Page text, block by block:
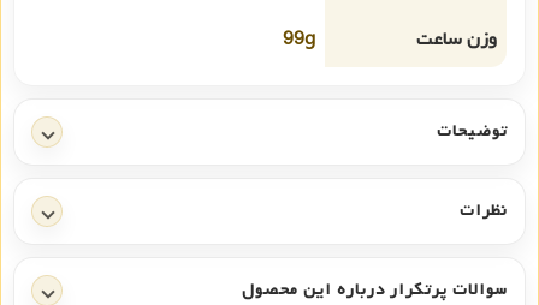
وزن ساعت
99g
توضیحات
نظرات
سوالات پرتکرار درباره این محصول